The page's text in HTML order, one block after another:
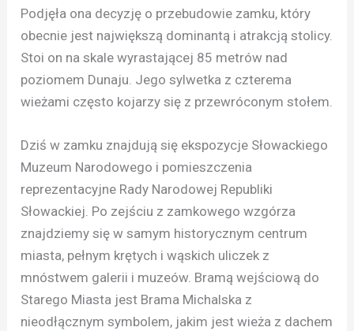
Podjęła ona decyzję o przebudowie zamku, który
obecnie jest największą dominantą i atrakcją stolicy.
Stoi on na skale wyrastającej 85 metrów nad
poziomem Dunaju. Jego sylwetka z czterema
wieżami często kojarzy się z przewróconym stołem.
Dziś w zamku znajdują się ekspozycje Słowackiego
Muzeum Narodowego i pomieszczenia
reprezentacyjne Rady Narodowej Republiki
Słowackiej. Po zejściu z zamkowego wzgórza
znajdziemy się w samym historycznym centrum
miasta, pełnym krętych i wąskich uliczek z
mnóstwem galerii i muzeów. Bramą wejściową do
Starego Miasta jest Brama Michalska z
nieodłącznym symbolem, jakim jest wieża z dachem